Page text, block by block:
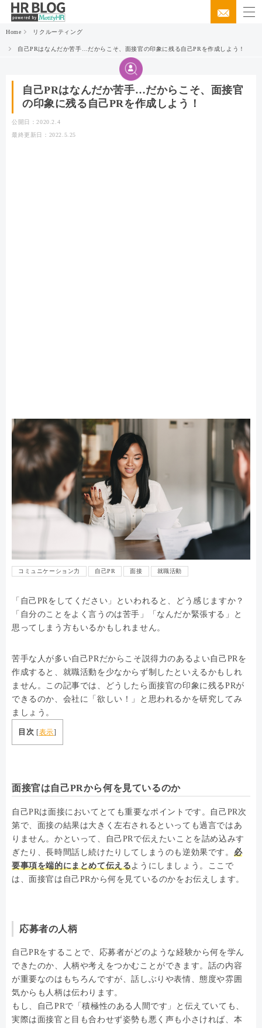
Home リクルーティング
自己PRはなんだか苦手…だからこそ、面接官の印象に残る自己PRを作成しよう！
自己PRはなんだか苦手…だからこそ、面接官
の印象に残る自己PRを作成しよう！
公開日：2020.2.4
最終更新日：2022.5.25
コミュニケーション力 自己PR 面接 就職活動
「自己PRをしてください」といわれると、どう感じますか？
「自分のことをよく言うのは苦手」「なんだか緊張する」と
思ってしまう方もいるかもしれません。
苦手な人が多い自己PRだからこそ説得力のあるよい自己PRを
作成すると、就職活動を少なからず制したといえるかもしれ
ません。この記事では、どうしたら面接官の印象に残るPRが
できるのか、会社に「欲しい！」と思われるかを研究してみ
ましょう。
目次 [表示]
面接官は自己PRから何を見ているのか
自己PRは面接においてとても重要なポイントです。自己PR次
第で、面接の結果は大きく左右されるといっても過言ではあ
りません。かといって、自己PRで伝えたいことを詰め込みす
ぎたり、長時間話し続けたりしてしまうのも逆効果です。 必
要事項を端的にまとめて伝えるようにしましょう。ここで
は、面接官は自己PRから何を見ているのかをお伝えします。
応募者の人柄
自己PRをすることで、応募者がどのような経験から何を学ん
できたのか、人柄や考えをつかむことができます。話の内容
が重要なのはもちろんですが、話しぶりや表情、態度や雰囲
気からも人柄は伝わります。
もし、自己PRで「積極性のある人間です」と伝えていても、
実際は面接官と目も合わせず姿勢も悪く声も小さければ、本